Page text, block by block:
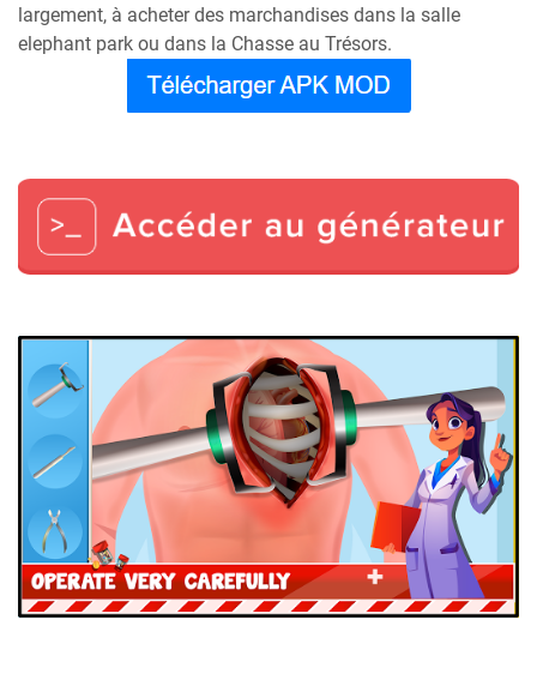
largement, à acheter des marchandises dans la salle
elephant park ou dans la Chasse au Trésors.